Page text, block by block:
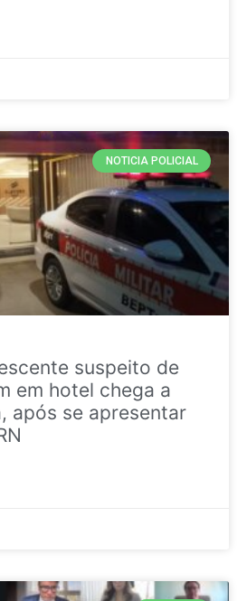
NOTICIA POLICIAL
suspeito de
em hotel chega a
após se apresentar